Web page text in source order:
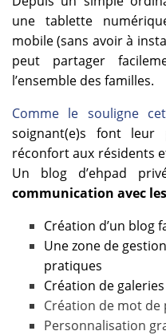
une tablette
mobile (sans avoir à
peut partager
l’ensemble des familles.
Comme le souligne
soignant(e)s font
réconfort aux résidents
Un blog d’ehpad
communication avec
Création d’un blog
Une zone de
pratiques
Création de
Création de mot de
Personnalisation